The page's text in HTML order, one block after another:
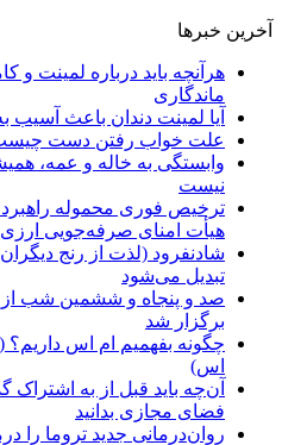
آخرین خبرها
هرآنچه باید درباره لمینت و
ماندگاری
آیا لمینت دندان باعث
علت خواب رفتن دست
وابستگی به خاله و عمه،
نیست
ترخیص فوری محموله
هیأت امنای صرفه‌جویی ارزی
شادنفرود (لذت از رنج
تبدیل می‌شود
صد و پنجاه‌ و ششمین شب
برگزار شد
چگونه بفهمیم ام اس داریم؟
اس)
آن‌چه باید قبل از به اشتراک
فضای مجازی بدانید
روان‌درمانی جدید تروما را